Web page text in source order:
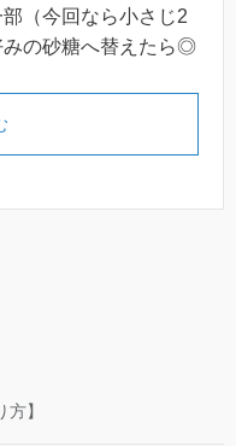
（今回なら小さじ2
みの砂糖へ替えたら◎
】